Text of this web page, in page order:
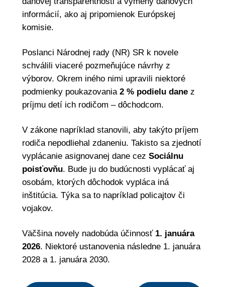
informácií, ako aj pripomienok Európskej
komisie.
Poslanci Národnej rady (NR) SR k novele
schválili viaceré pozmeňujúce návrhy z
výborov. Okrem iného nimi upravili niektoré
podmienky poukazovania 2 % podielu danez
príjmu detí ich rodičom – dôchodcom.
V zákone napríklad stanovili, aby takýto príjem
rodiča nepodliehal zdaneniu. Takisto sa zjednotí
vyplácanie asignovanej dane cez Sociálnu
poisťovňu. Bude ju do budúcnosti vyplácať aj
osobám, ktorých dôchodok vypláca iná
inštitúcia. Týka sa to napríklad policajtov či
vojakov.
Väčšina novely nadobúda účinnosť 1. januára
2026. Niektoré ustanovenia následne 1. januára
2028 a 1. januára 2030.